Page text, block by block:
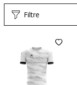
Filtre